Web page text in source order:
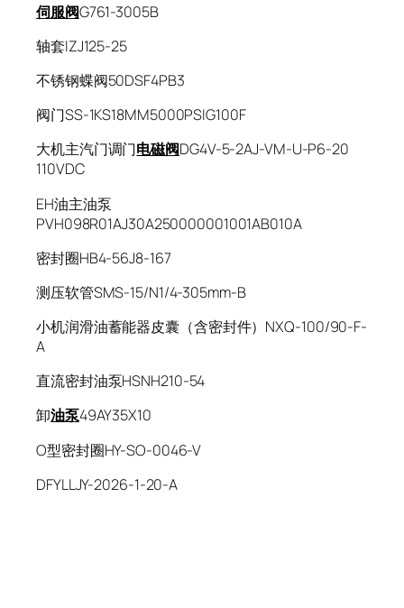
伺服阀G761-3005B
轴套IZJ125-25
不锈钢蝶阀50DSF4PB3
阀门SS-1KS18MM5000PSIG100F
大机主汽门调门电磁阀DG4V-5-2AJ-VM-U-P6-20
110VDC
EH油主油泵
PVH098R01AJ30A250000001001AB010A
密封圈HB4-56J8-167
测压软管SMS-15/N1/4-305mm-B
小机润滑油蓄能器皮囊（含密封件）NXQ-100/90-F-
A
直流密封油泵HSNH210-54
卸油泵49AY35X10
O型密封圈HY-SO-0046-V
DFYLLJY-2026-1-20-A